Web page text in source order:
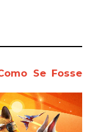
Se Fosse